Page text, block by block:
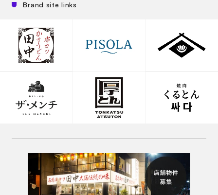
Brand site links